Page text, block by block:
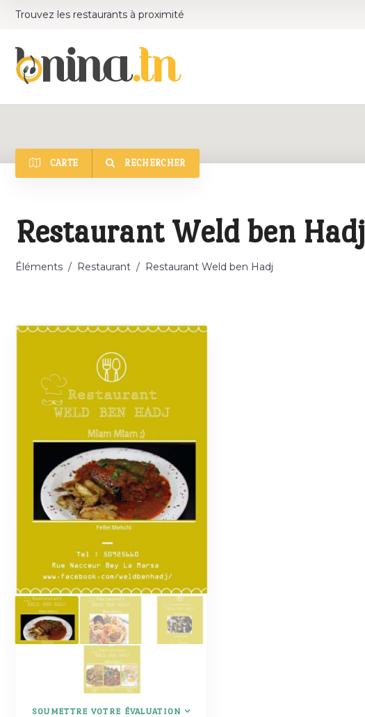
Trouvez les restaurants à proximité
CARTE RECHERCHER
Catégorie
Restaurant Weld ben Hadj
Éléments / Restaurant / Restaurant Weld ben Hadj
SOUMETTRE VOTRE ÉVALUATION